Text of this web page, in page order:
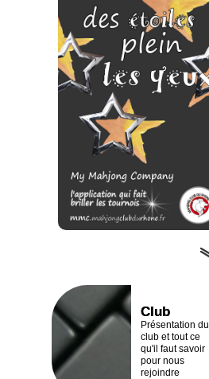
Club
Présentation du
club et tout ce
qu'il faut savoir
pour nous
rejoindre